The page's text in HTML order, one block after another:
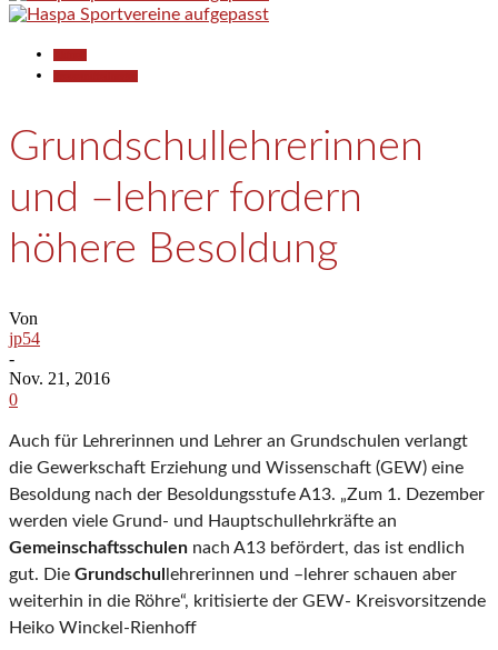
Grundschullehrerinnen
und –lehrer fordern
höhere Besoldung
Von
jp54
-
Nov. 21, 2016
0
Auch für Lehrerinnen und Lehrer an Grundschulen verlangt
die Gewerkschaft Erziehung und Wissenschaft (GEW) eine
Besoldung nach der Besoldungsstufe A13. „Zum 1. Dezember
werden viele Grund- und Hauptschullehrkräfte an
Gemeinschaftsschulen nach A13 befördert, das ist endlich
gut. Die Grundschul lehrerinnen und –lehrer schauen aber
weiterhin in die Röhre“, kritisierte der GEW- Kreisvorsitzende
Heiko Winckel-Rienhoff